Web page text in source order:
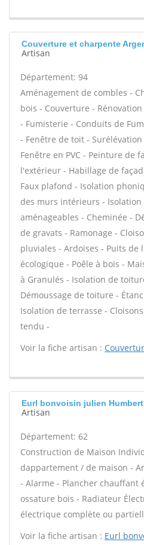
Couverture et charpente
Artisan
Département: 94
Aménagement de combles -
bois - Couverture -
- Fumisterie - Conduits de
- Fenêtre de toit -
Fenêtre en PVC - Peinture de
l'extérieur - Habillage de
Faux plafond - Isolation
des murs intérieurs - Isolation
aménageables - Cheminée -
de gravats - Ramonage -
pluviales - Ardoises - Puits de
écologique - Poêle à bois -
à Granulés - Isolation de
Démoussage de toiture -
Isolation de terrasse -
tendu -
Voir la fiche artisan :
Eurl bonvoisin julien Humbert
Artisan
Département: 62
Construction de Maison
dappartement / de maison -
- Alarme - Plancher chauffant
ossature bois - Radiateur
électrique complète ou
Voir la fiche artisan : Eurl